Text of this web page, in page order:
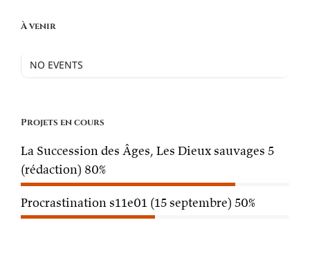
À venir
NO EVENTS
Projets en cours
La Succession des Âges, Les Dieux sauvages 5
(rédaction) 80%
Procrastination s11e01 (15 septembre) 50%